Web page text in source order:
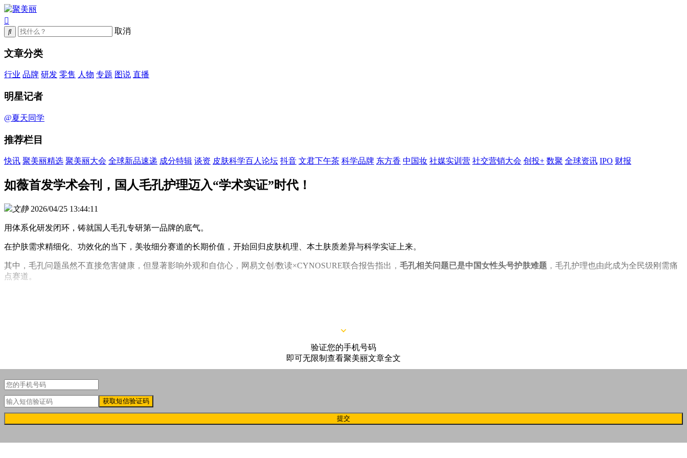
取消
文章分类
行业 品牌 研发 零售 人物 专题 图说 直播
明星记者
@夏天同学
推荐栏目
快讯 聚美丽精选 聚美丽大会 全球新品速递 成分特辑 谈资 皮肤科学百人论坛 抖音 文君下午茶 科学品牌 东方香 中国妆 社媒实训营 社交营销大会 创投+ 数聚 全球资讯 IPO 财报
如薇首发学术会刊，国人毛孔护理迈入“学术实证”时代！
文静 2026/04/25 13:44:11
用体系化研发闭环，铸就国人毛孔专研第一品牌的底气。
在护肤需求精细化、功效化的当下，美妆细分赛道的长期价值，开始回归皮肤机理、本土肤质差异与科学实证上来。
其中，毛孔问题虽然不直接危害健康，但显著影响外观和自信心，网易文创/数读×CYNOSURE联合报告指出， 毛孔相关问题已是中国女性头号护肤难题 ，毛孔护理也由此成为全民级刚需痛
点赛道。
验证您的手机号码
即可无限制查看聚美丽文章全文
获取短信验证码
提交